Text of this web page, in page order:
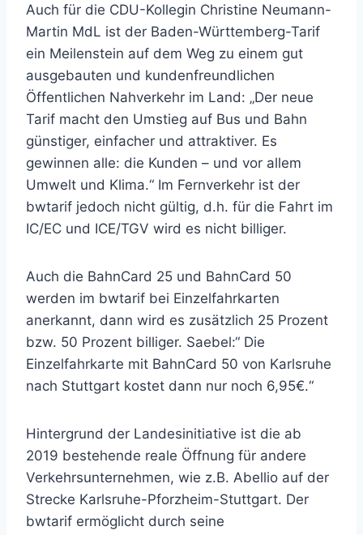
Auch für die CDU-Kollegin Christine Neumann-
Martin MdL ist der Baden-Württemberg-Tarif
ein Meilenstein auf dem Weg zu einem gut
ausgebauten und kundenfreundlichen
Öffentlichen Nahverkehr im Land: „Der neue
Tarif macht den Umstieg auf Bus und Bahn
günstiger, einfacher und attraktiver. Es
gewinnen alle: die Kunden – und vor allem
Umwelt und Klima.“ Im Fernverkehr ist der
bwtarif jedoch nicht gültig, d.h. für die Fahrt im
IC/EC und ICE/TGV wird es nicht billiger.
Auch die BahnCard 25 und BahnCard 50
werden im bwtarif bei Einzelfahrkarten
anerkannt, dann wird es zusätzlich 25 Prozent
bzw. 50 Prozent billiger. Saebel:“ Die
Einzelfahrkarte mit BahnCard 50 von Karlsruhe
nach Stuttgart kostet dann nur noch 6,95€.“
Hintergrund der Landesinitiative ist die ab
2019 bestehende reale Öffnung für andere
Verkehrsunternehmen, wie z.B. Abellio auf der
Strecke Karlsruhe-Pforzheim-Stuttgart. Der
bwtarif ermöglicht durch seine